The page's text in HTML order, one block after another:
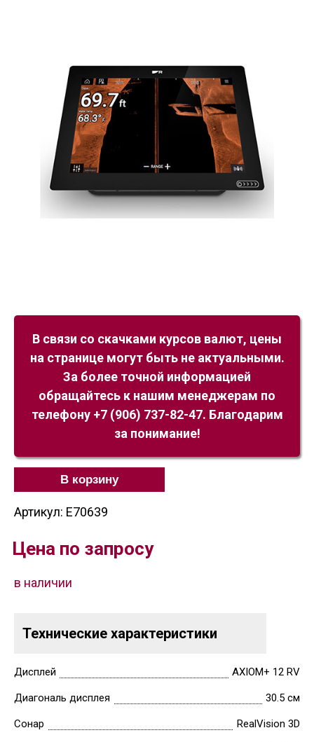
В связи со скачками курсов валют, цены
на странице могут быть не актуальными.
За более точной информацией
обращайтесь к нашим менеджерам по
телефону +7 (906) 737-82-47. Благодарим
за понимание!
В корзину
Артикул: E70639
Цена по запросу
в наличии
Технические характеристики
Дисплей AXIOM+ 12 RV
Диагональ дисплея 30.5 см
Сонар RealVision 3D